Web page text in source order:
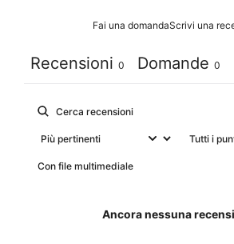
Fai una domandaScrivi una
Recensioni 0 Domande 0
Con file multimediale
Ancora nessuna